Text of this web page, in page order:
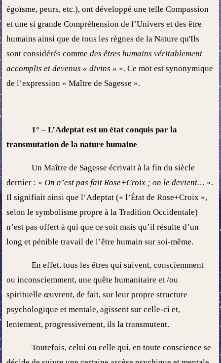
égoïsme, peurs, etc.), ont développé une telle Compassion
et une si grande Compréhension de l’Univers et des être
humains ainsi que de tous les règnes de la Nature qu'Ils
sont considérés commedes êtres humains véritablement
accomplis et devenus « divins » ». Ce mot est synonymique
de l’expression « Maître de Sagesse ».
1° – L’Adeptat est un état conquis par la
transmutation de la nature humaine
Un Maître de Sagesse écrivait à la fin du siècle
dernier : «On n’est pas fait Rose+Croix ; on le devient… ».
Il signifiait ainsi que l’Adeptat (« l’État de Rose+Croix »,
selon le symbolisme propre à la Tradition Occidentale)
n’est pas offert à qui que ce soit mais qu’il résulte d’un
long et pénible travail de l’être humain sur soi-même.
En effet, tous les êtres qui suivent, consciemment
ou inconsciemment, une quête humanitaire et /ou
spirituelle œuvrent, de fait, sur leur propre structure
psychologique et mentale, agissent sur celle-ci et,
lentement, progressivement, ils la transmutent.
Toutefois, celui ou celle qui, en toute conscience se